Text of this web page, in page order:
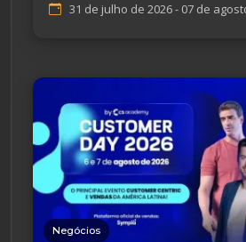
31 de julho de 2026 - 07 de
Negócios